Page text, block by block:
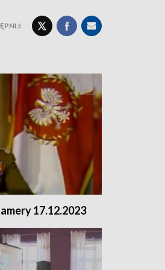
17.12.2023